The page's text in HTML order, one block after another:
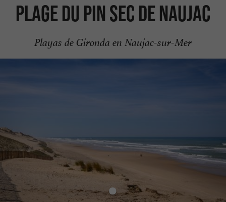
Plage du Pin Sec de Naujac
Playas de Gironda en Naujac-sur-Mer